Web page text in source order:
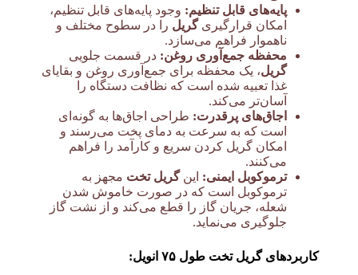
پایه‌های قابل تنظیم: وجود پایه‌های قابل تنظیم،
امکان قرارگیریگریل را در سطوح مختلف و
ناهموار فراهم می‌سازد.
محفظه جمع‌آوری روغن: در قسمت جلویی
گریل، یک محفظه برای جمع‌آوری روغن و بقایای
غذا تعبیه شده است که نظافت دستگاه را
آسان‌تر می‌کند.
اجاق‌های پرقدرت: طراحی اجاق‌ها به گونه‌ای
است که به سرعت به دمای پخت می‌رسند و
امکان گریل کردن سریع و کارآمد را فراهم
می‌کنند.
ترموکوبل ایمنی: اینگریل تخت مجهز به
ترموکوبل است که در صورت خاموش شدن
شعله، جریان گاز را قطع می‌کند و از نشت گاز
جلوگیری می‌نماید.
کاربردهای گریل تخت طول ۷۵ انویل: